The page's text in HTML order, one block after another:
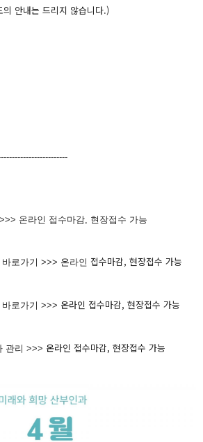
안내는 드리지 않습니다.)
온라인 접수마감, 현장접수 가능
로가기 >>> 온라인 접수마감, 현장접수 가능
로가기 >>> 온라인 접수마감, 현장접수 가능
관리 >>> 온라인 접수마감, 현장접수 가능